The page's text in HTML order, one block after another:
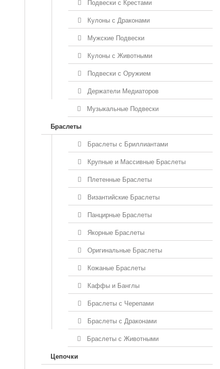
Подвески с Крестами
Кулоны с Драконами
Мужские Подвески
Кулоны с Животными
Подвески с Оружием
Держатели Медиаторов
Музыкальные Подвески
Браслеты
Браслеты с Бриллиантами
Крупные и Массивные Браслеты
Плетенные Браслеты
Византийские Браслеты
Панцирные Браслеты
Якорные Браслеты
Оригинальные Браслеты
Кожаные Браслеты
Каффы и Банглы
Браслеты с Черепами
Браслеты с Драконами
Браслеты с Животными
Цепочки